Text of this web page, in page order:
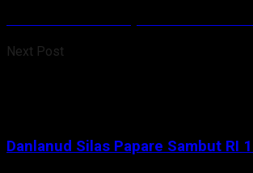
Next Post
Danlanud Silas Papare Sambut RI